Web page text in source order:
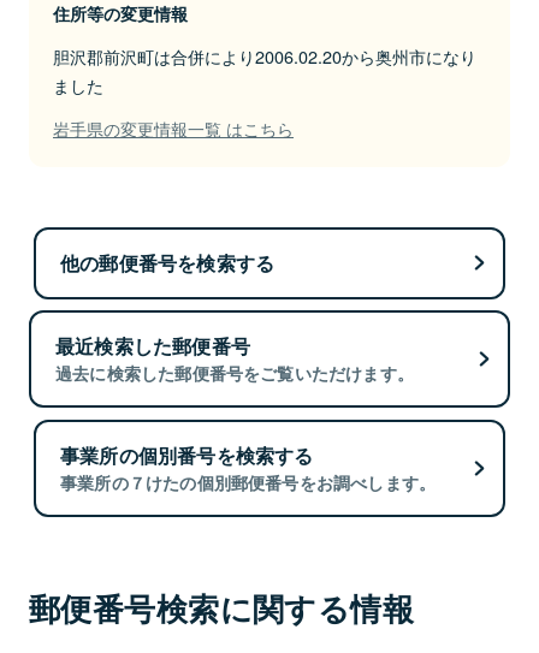
住所等の変更情報
胆沢郡前沢町は合併により2006.02.20から奥州市になり
ました
岩手県の変更情報一覧 はこちら
他の郵便番号を検索する
最近検索した郵便番号
過去に検索した郵便番号をご覧いただけます。
事業所の個別番号を検索する
事業所の７けたの個別郵便番号をお調べします。
郵便番号検索に関する情報